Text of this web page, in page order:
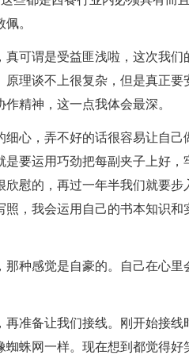
。
可谓是受益匪浅啦，这次我们
理谈不上很复杂，但是真正要
精神，这一点我体会最深。
心，弄不好的话很容易让自己
要运用巧劲把每副夹子上好，
慰的，再过一年半我们就要步
，我会运用自己的书本知识和
种感觉是自豪的。自己在心里
准备让我们接线。刚开始接线
蛛网一样。现在想到都觉得好